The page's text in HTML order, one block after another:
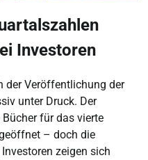
Investoren
der Veröffentlichung der
unter Druck. Der
für das vierte
– doch die
zeigen sich